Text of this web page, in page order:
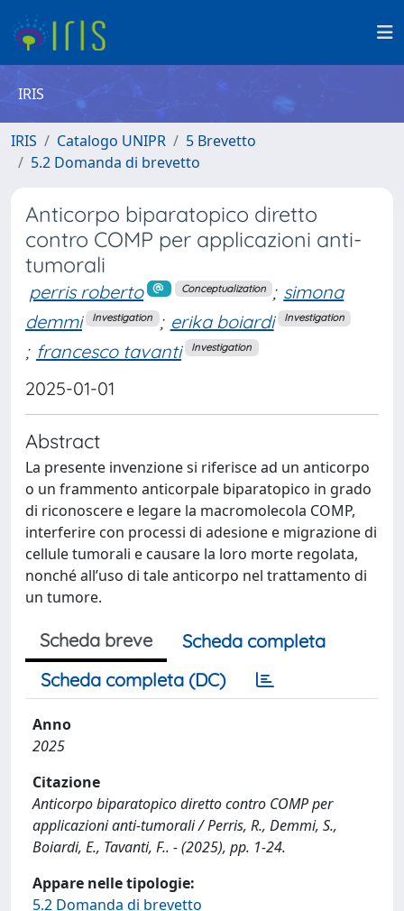
IRIS
IRIS Catalogo UNIPR
5 Brevetto
5.2 Domanda di brevetto
Anticorpo biparatopico diretto
contro COMP per applicazioni anti-
tumorali
perris roberto Conceptualization ; simona
demmi
Investigation ; erika boiardi Investigation
; francesco tavanti Investigation
2025-01-01
Abstract
La presente invenzione si riferisce ad un anticorpo
o un frammento anticorpale biparatopico in grado
di riconoscere e legare la macromolecola COMP,
interferire con processi di adesione e migrazione di
cellule tumorali e causare la loro morte regolata,
nonché all’uso di tale anticorpo nel trattamento di
un tumore.
Scheda breve
Scheda completa
Scheda completa (DC)
Anno
2025
Citazione
Anticorpo biparatopico diretto contro COMP per
applicazioni anti-tumorali / Perris, R., Demmi, S.,
Boiardi, E., Tavanti, F.. - (2025), pp. 1-24.
Appare nelle tipologie:
5.2 Domanda di brevetto